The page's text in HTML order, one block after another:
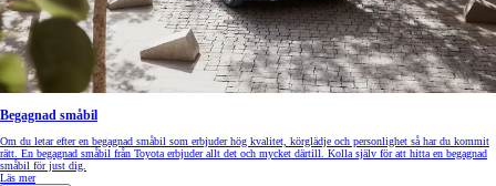
Begagnad småbil
Om du letar efter en begagnad småbil som erbjuder hög kvalitet, körglädje och personlighet så har du kommit
rätt. En begagnad småbil från Toyota erbjuder allt det och mycket därtill. Kolla själv för att hitta en begagnad
småbil för just dig.
Läs mer